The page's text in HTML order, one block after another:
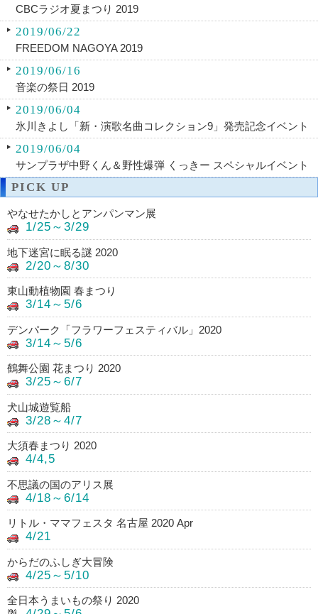
CBCラジオ夏まつり 2019
2019/06/22
FREEDOM NAGOYA 2019
2019/06/16
音楽の祭日 2019
2019/06/04
氷川きよし「新・演歌名曲コレクション9」発売記念イベント
2019/06/04
サンプラザ中野くん＆野性爆弾 くっきー スペシャルイベント
PICK UP
やなせたかしとアンパンマン展
1/25～3/29
地下迷宮に眠る謎 2020
2/20～8/30
東山動植物園 春まつり
3/14～5/6
デンパーク「フラワーフェスティバル」2020
3/14～5/6
鶴舞公園 花まつり 2020
3/25～6/7
犬山城遊覧船
3/28～4/7
大須春まつり 2020
4/4,5
不思議の国のアリス展
4/18～6/14
リトル・ママフェスタ 名古屋 2020 Apr
4/21
からだのふしぎ大冒険
4/25～5/10
全日本うまいもの祭り 2020